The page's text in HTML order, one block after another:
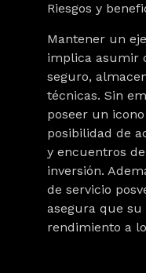
Riesgos y
Mantener un
implica asumir
seguro,
técnicas. Sin
poseer un
posibilidad de
y encuentros
inversión.
de servicio
asegura que su
rendimiento a